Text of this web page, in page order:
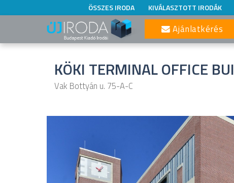
ÖSSZES IRODA KIVÁLASZTOTT IRODÁK
Ajánlatkérés
KÖKI TERMINAL OFFICE
Vak Bottyán u. 75-A-C